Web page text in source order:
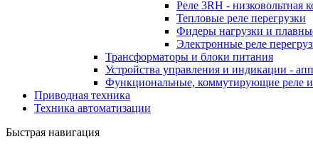
Реле 3RH - низковольтная
Тепловые реле перегрузки
Фидеры нагрузки и
Электронные реле
Трансформаторы и блоки питания
Устройства управления и индикации -
Функциональные, коммутирующие реле и
Приводная техника
Техника автоматизации
Быстрая навигация